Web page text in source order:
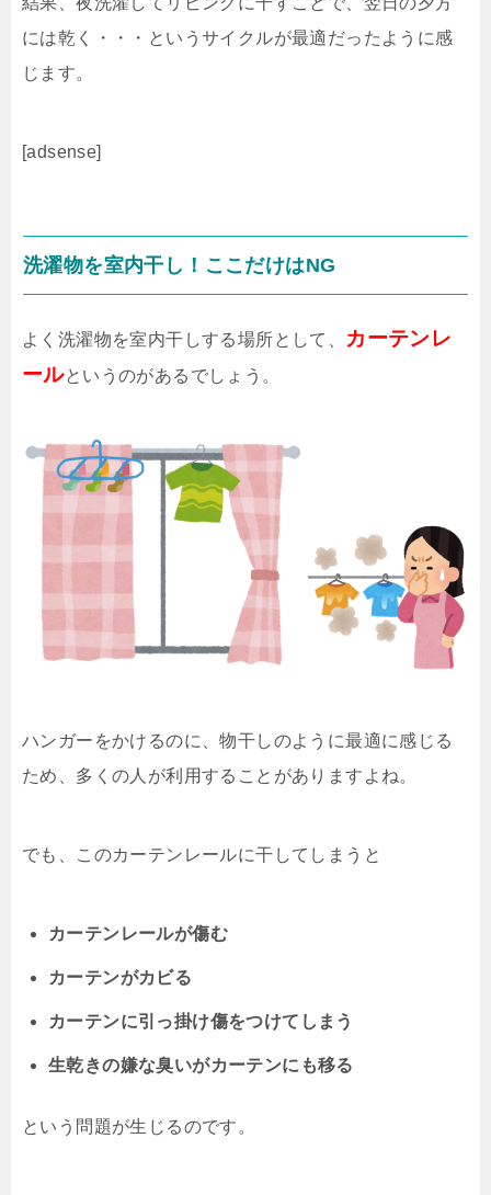
には乾く・・・というサイクルが最適だったように感
じます。
[adsense]
洗濯物を室内干し！ここだけはNG
よく洗濯物を室内干しする場所として、
カーテンレ
ールというのがあるでしょう。
ハンガーをかけるのに、物干しのように最適に感じる
ため、多くの人が利用することがありますよね。
でも、このカーテンレールに干してしまうと
カーテンレールが傷む
カーテンがカビる
カーテンに引っ掛け傷をつけてしまう
生乾きの嫌な臭いがカーテンにも移る
という問題が生じるのです。